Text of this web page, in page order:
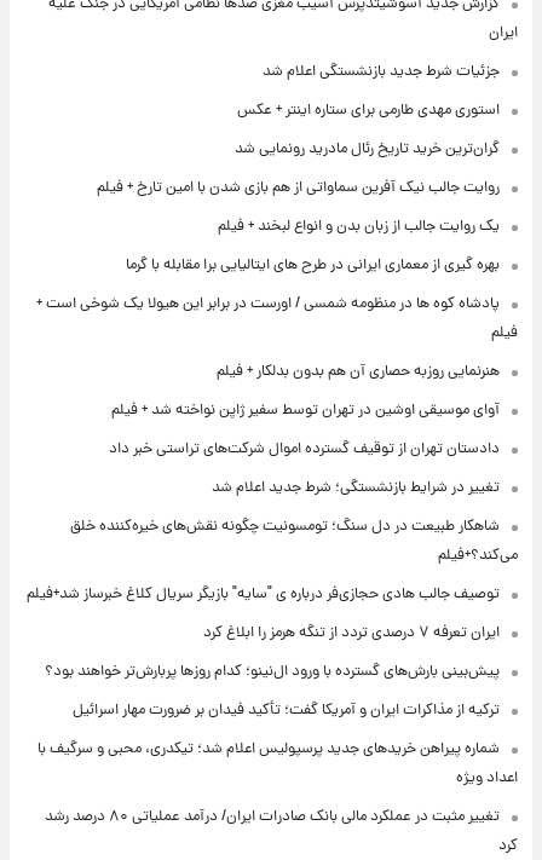
ایران
جزئیات شرط جدید بازنشستگی اعلام شد
استوری مهدی طارمی برای ستاره اینتر + عکس
گران‌ترین خرید تاریخ رئال مادرید رونمایی شد
روایت جالب نیک آفرین سماواتی از هم بازی شدن با امین تارخ + فیلم
یک روایت جالب از زبان بدن و انواع لبخند + فیلم
بهره گیری از معماری ایرانی در طرح های ایتالیایی برا مقابله با گرما
پادشاه کوه ها در منظومه شمسی / اورست در برابر این هیولا یک شوخی است +
فیلم
هنرنمایی روزبه حصاری آن هم بدون بدلکار + فیلم
آوای موسیقی اوشین در تهران توسط سفیر ژاپن نواخته شد + فیلم
دادستان تهران از توقیف گسترده اموال شرکت‌های تراستی خبر داد
تغییر در شرایط بازنشستگی؛ شرط جدید اعلام شد
شاهکار طبیعت در دل سنگ؛ تومسونیت چگونه نقش‌های خیره‌کننده خلق
می‌کند؟+فیلم
توصیف جالب هادی حجازی‌فر درباره ی "سایه" بازیگر سریال کلاغ خبرساز شد+فیلم
ایران تعرفه ۷ درصدی تردد از تنگه هرمز را ابلاغ کرد
پیش‌بینی بارش‌های گسترده با ورود ال‌نینو؛ کدام روزها پربارش‌تر خواهند بود؟
ترکیه از مذاکرات ایران و آمریکا گفت؛ تأکید فیدان بر ضرورت مهار اسرائیل
شماره پیراهن خریدهای جدید پرسپولیس اعلام شد؛ تیکدری، محبی و سرگیف با
اعداد ویژه
تغییر مثبت در عملکرد مالی بانک صادرات ایران/ درآمد عملیاتی ۸۰ درصد رشد
کرد